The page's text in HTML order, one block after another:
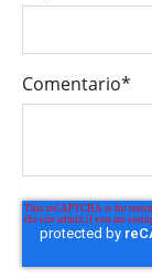
Comentario*